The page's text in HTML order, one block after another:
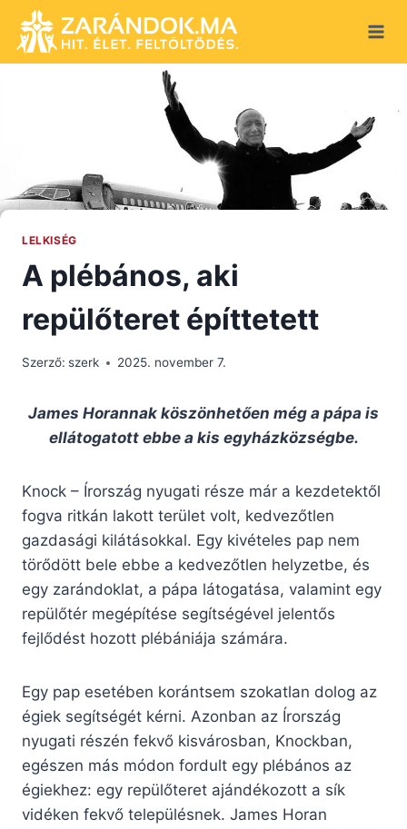
content
LELKISÉG
A plébános, aki
repülőteret építtetett
Szerző: szerk 2025. november 7.
James Horannak köszönhetően még a pápa is
ellátogatott ebbe a kis egyházközségbe.
Knock – Írország nyugati része már a kezdetektől
fogva ritkán lakott terület volt, kedvezőtlen
gazdasági kilátásokkal. Egy kivételes pap nem
törődött bele ebbe a kedvezőtlen helyzetbe, és
egy zarándoklat, a pápa látogatása, valamint egy
repülőtér megépítése segítségével jelentős
fejlődést hozott plébániája számára.
Egy pap esetében korántsem szokatlan dolog az
égiek segítségét kérni. Azonban az Írország
nyugati részén fekvő kisvárosban, Knockban,
egészen más módon fordult egy plébános az
égiekhez: egy repülőteret ajándékozott a sík
vidéken fekvő településnek. James Horan